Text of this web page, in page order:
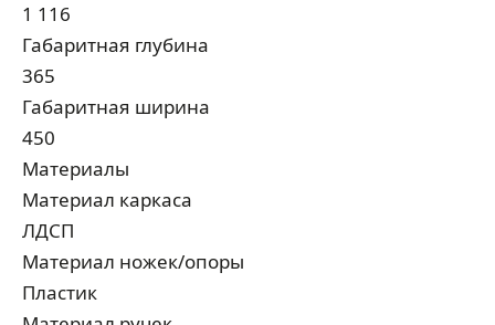
1 116
Габаритная глубина
365
Габаритная ширина
450
Материалы
Материал каркаса
ЛДСП
Материал ножек/опоры
Пластик